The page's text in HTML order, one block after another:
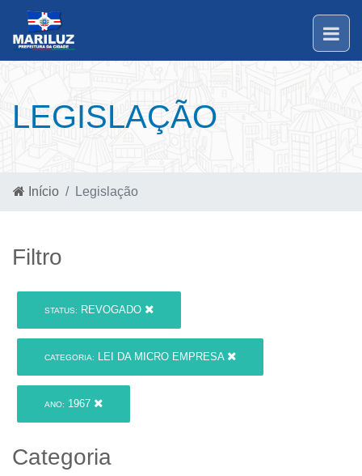
LEGISLAÇÃO
Início Legislação
Filtro
STATUS: REVOGADO
CATEGORIA: LEI DA MICRO EMPRESA
ANO: 1967
Categoria